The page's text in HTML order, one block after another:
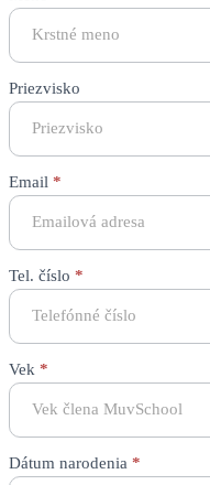
Banská
Bystrica
-
(6-
9)
Priezvisko
Email *
Tel. číslo *
Vek *
Dátum narodenia *